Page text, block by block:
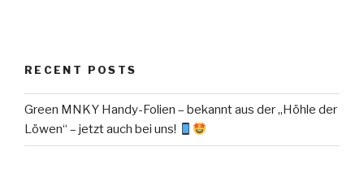
RECENT POSTS
Green MNKY Handy-Folien – bekannt aus der „Höhle der
Löwen“ – jetzt auch bei uns!